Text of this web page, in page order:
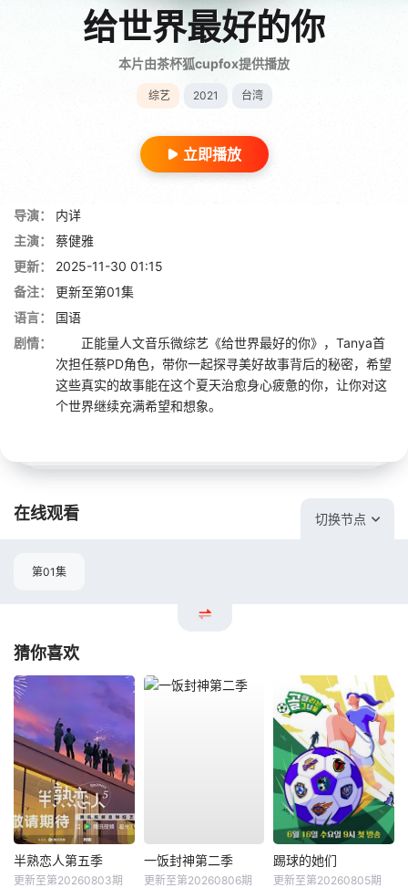
给世界最好的你
本片由茶杯狐cupfox提供播放
综艺 2021 台湾
立即播放
导演：
内详
主演：
蔡健雅
更新：
2025-11-30 01:15
备注：
更新至第01集
语言：
国语
剧情：
正能量人文音乐微综艺《给世界最好的你》，Tanya首
次担任蔡PD角色，带你一起探寻美好故事背后的秘密，希望
这些真实的故事能在这个夏天治愈身心疲惫的你，让你对这
个世界继续充满希望和想象。
在线观看 切换节点
第01集
猜你喜欢
半熟恋人第五季
更新至第20260803期
一饭封神第二季
更新至第20260806期
踢球的她们
更新至第20260805期